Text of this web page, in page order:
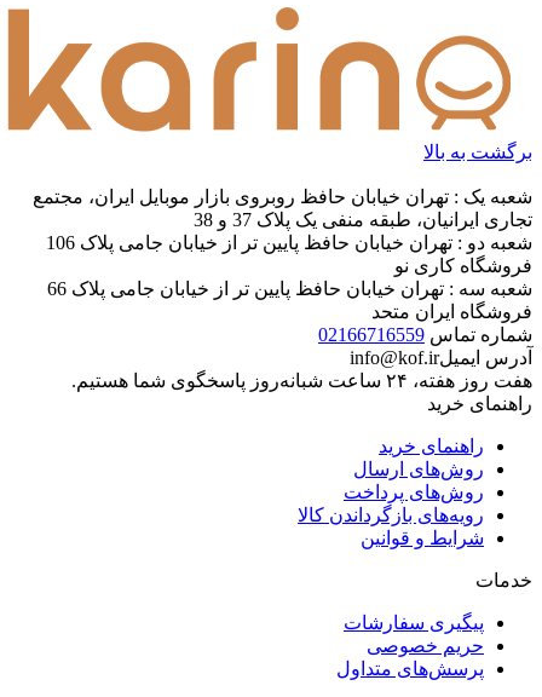
برگشت به بالا
شعبه یک : تهران خیابان حافظ روبروی بازار موبایل ایران، مجتمع
تجاری ایرانیان، طبقه منفی یک پلاک 37 و 38
شعبه دو : تهران خیابان حافظ پایین تر از خیابان جامی پلاک 106
فروشگاه کاری نو
شعبه سه : تهران خیابان حافظ پایین تر از خیابان جامی پلاک 66
فروشگاه ایران متحد
شماره تماس 02166716559
آدرس ایمیلinfo@kof.ir
هفت روز هفته، ۲۴ ساعت شبانه‌روز پاسخگوی شما هستیم.
راهنمای خرید
راهنمای خرید
روش‌های ارسال
روش‌های پرداخت
رویه‌های بازگرداندن کالا
شرایط و قوانین
خدمات
پیگیری سفارشات
حریم خصوصی
پرسش‌های متداول